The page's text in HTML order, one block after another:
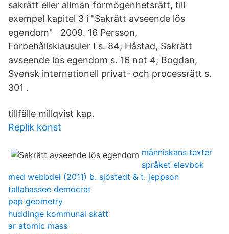
sakrätt eller allmän förmögenhetsrätt, till
exempel kapitel 3 i "Sakrätt avseende lös
egendom" 2009. 16 Persson,
Förbehållsklausuler I s. 84; Håstad, Sakrätt
avseende lös egendom s. 16 not 4; Bogdan,
Svensk internationell privat- och processrätt s.
301 .
tillfälle millqvist kap.
Replik konst
människans texter
språket elevbok
med webbdel (2011) b. sjöstedt & t. jeppson
tallahassee democrat
pap geometry
huddinge kommunal skatt
ar atomic mass